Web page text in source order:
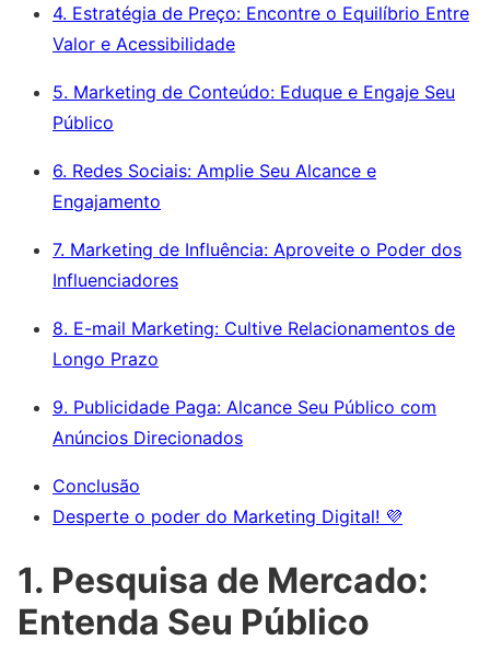
4. Estratégia de Preço: Encontre o Equilíbrio Entre
Valor e Acessibilidade
5. Marketing de Conteúdo: Eduque e Engaje Seu
Público
6. Redes Sociais: Amplie Seu Alcance e
Engajamento
7. Marketing de Influência: Aproveite o Poder dos
Influenciadores
8. E-mail Marketing: Cultive Relacionamentos de
Longo Prazo
9. Publicidade Paga: Alcance Seu Público com
Anúncios Direcionados
Conclusão
Desperte o poder do Marketing Digital! 💜
1. Pesquisa de Mercado:
Entenda Seu Público